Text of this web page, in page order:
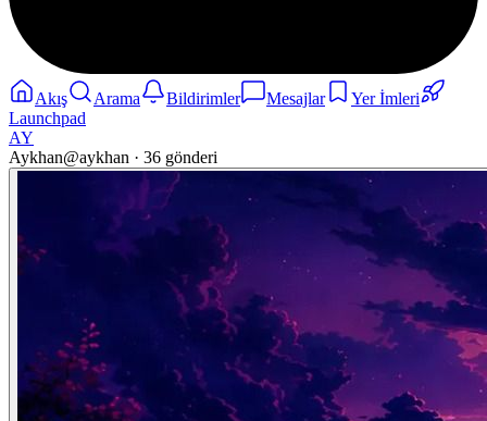
Akış Arama Bildirimler Mesajlar
Yer İmleri
Launchpad
AY
Aykhan@aykhan · 36 gönderi